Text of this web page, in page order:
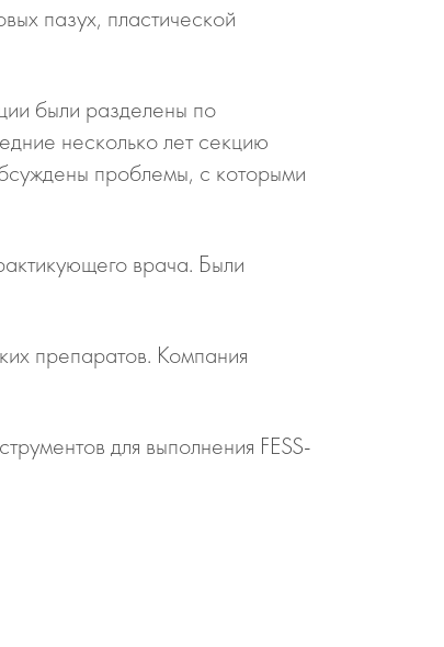
пазух, пластической
были разделены по
несколько лет секцию
проблемы, с которыми
врача. Были
препаратов. Компания
для выполнения FESS-